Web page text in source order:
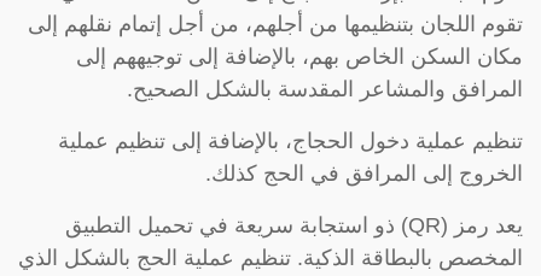
تقوم اللجان بتنظيمها من أجلهم، من أجل إتمام نقلهم إلى
مكان السكن الخاص بهم، بالإضافة إلى توجيههم إلى
المرافق والمشاعر المقدسة بالشكل الصحيح.
تنظيم عملية دخول الحجاج، بالإضافة إلى تنظيم عملية
الخروج إلى المرافق في الحج كذلك.
يعد رمز (QR) ذو استجابة سريعة في تحميل التطبيق
المخصص بالبطاقة الذكية. تنظيم عملية الحج بالشكل الذي